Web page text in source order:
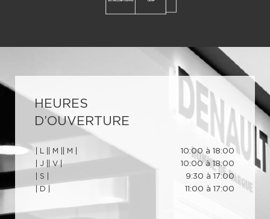
HEURES
D’OUVERTURE
| M | | M | 10:00 à 18:00
| J | | V | 10:00 à 18:00
| S | 9:30 à 17:00
| D | 11:00 à 17:00